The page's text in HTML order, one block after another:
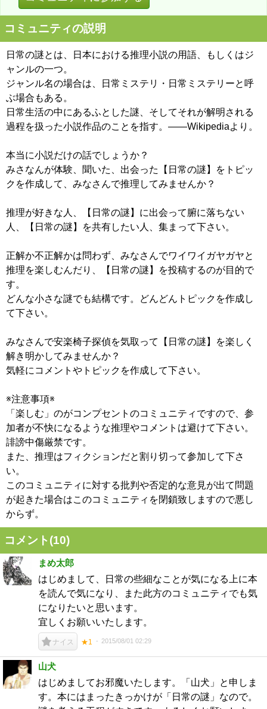
コミュニティの説明
日常の謎とは、日本における推理小説の用語、もしくはジ
ャンルの一つ。
ジャンル名の場合は、日常ミステリ・日常ミステリーと呼
ぶ場合もある。
日常生活の中にあるふとした謎、そしてそれが解明される
過程を扱った小説作品のことを指す。――Wikipediaより。
本当に小説だけの話でしょうか？
みさなんが体験、聞いた、出会った【日常の謎】をトピッ
クを作成して、みなさんで推理してみませんか？
推理が好きな人、【日常の謎】に出会って腑に落ちない
人、【日常の謎】を共有したい人、集まって下さい。
正解か不正解かは問わず、みなさんでワイワイガヤガヤと
推理を楽しむんだり、【日常の謎】を投稿するのが目的で
す。
どんな小さな謎でも結構です。どんどんトピックを作成し
て下さい。
みなさんで安楽椅子探偵を気取って【日常の謎】を楽しく
解き明かしてみませんか？
気軽にコメントやトピックを作成して下さい。
※注意事項※
「楽しむ」のがコンプセントのコミュニティですので、参
加者が不快になるような推理やコメントは避けて下さい。
誹謗中傷厳禁です。
また、推理はフィクションだと割り切って参加して下さ
い。
このコミュニティに対する批判や否定的な意見が出て問題
が起きた場合はこのコミュニティを閉鎖致しますので悪し
からず。
コメント(10)
まめ太郎
はじめまして、日常の些細なことが気になる上に本
を読んで気になり、また此方のコミュニティでも気
になりたいと思います。
宜しくお願いいたします。
ナイス ★1 2015/08/01 02:29
山犬
はじめましてお邪魔いたします。「山犬」と申しま
す。本にはまったきっかけが「日常の謎」なので。